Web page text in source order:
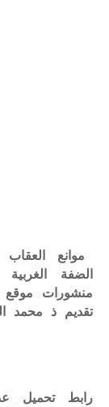
موانع
الضفة
تقديم ذ محمد
رابط تحميل